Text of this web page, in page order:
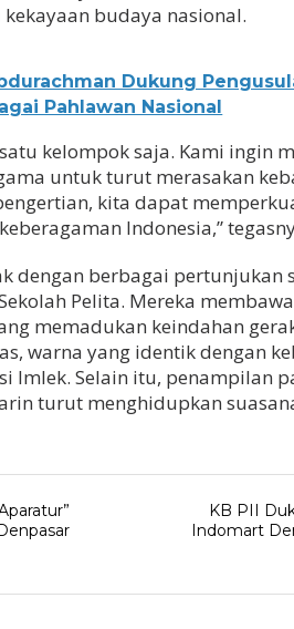
budaya nasional.
Dukung
Pahlawan Nasional
kelompok saja. Kami ingin
untuk turut merasakan
kita dapat
Indonesia,”
dengan berbagai pertunjukan
Pelita. Mereka
memadukan keindahan
warna yang identik dengan
Imlek. Selain itu, penampilan
turut menghidupkan
KB PII
Indomart